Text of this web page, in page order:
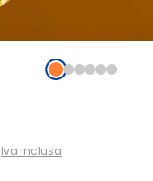
Iva inclusa